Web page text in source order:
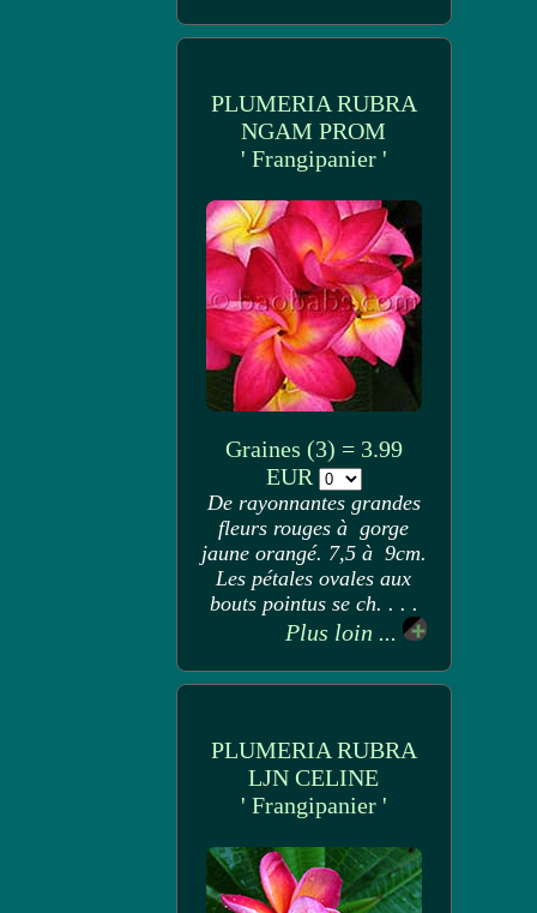
PLUMERIA RUBRA
NGAM PROM
' Frangipanier '
Graines (3) = 3.99
EUR
De rayonnantes grandes
fleurs rouges à gorge
jaune orangé. 7,5 à 9cm.
Les pétales ovales aux
bouts pointus se ch. . . .
Plus loin ...
PLUMERIA RUBRA
LJN CELINE
' Frangipanier '